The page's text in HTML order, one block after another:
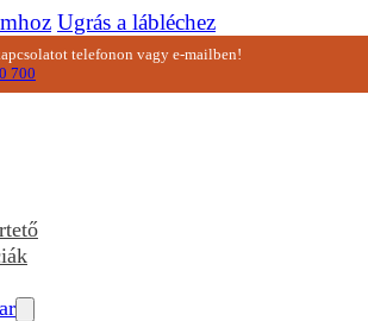
Ugrás a lábléchez
telefonon vagy e-mailben!
700